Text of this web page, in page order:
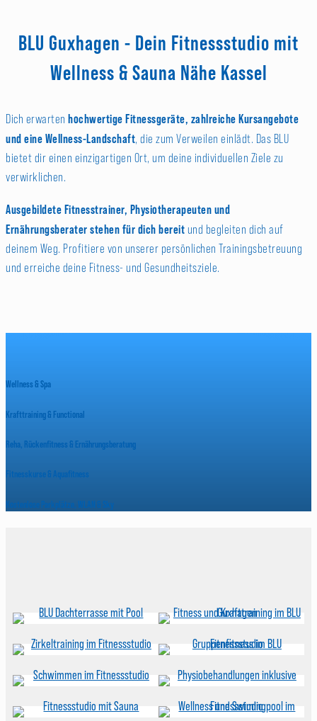
BLU Guxhagen - Dein Fitnessstudio mit
Wellness & Sauna Nähe Kassel
Dich erwarten hochwertige Fitnessgeräte, zahlreiche Kursangebote
und eine Wellness-Landschaft, die zum Verweilen einlädt. Das BLU
bietet dir einen einzigartigen Ort, um deine individuellen Ziele zu
verwirklichen.
Ausgebildete Fitnesstrainer, Physiotherapeuten und
Ernährungsberater stehen für dich bereit und begleiten dich auf
deinem Weg. Profitiere von unserer persönlichen Trainingsbetreuung
und erreiche deine Fitness- und Gesundheitsziele.
Wellness & Spa
Krafttraining & Functional
Reha, Rückenfitness & Ernährungsberatung
Fitnesskurse & Aquafitness
Kostenlose Parkplätze, WLAN & Sky